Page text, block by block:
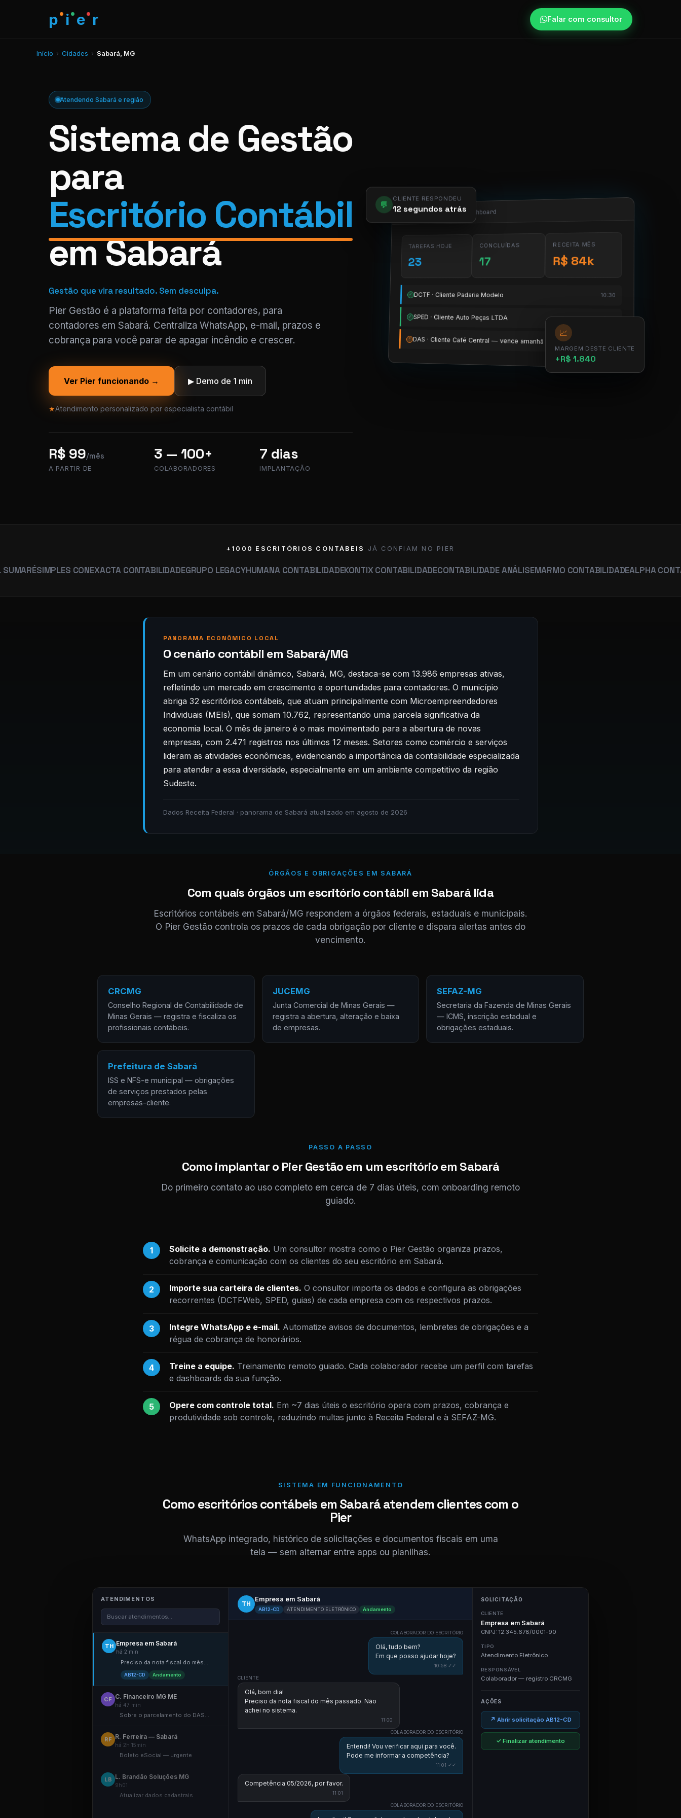
p i e r Falar com consultor
Início › Cidades › Sabará, MG
Atendendo Sabará e região
Sistema de Gestão
para
Escritório Contábil
em Sabará
Gestão que vira resultado. Sem desculpa.
Pier Gestão é a plataforma feita por contadores, para
contadores em Sabará. Centraliza WhatsApp, e-mail, prazos e
cobrança para você parar de apagar incêndio e crescer.
Ver Pier funcionando → ▶ Demo de 1 min
★Atendimento personalizado por especialista contábil
R$ 99/mês
A PARTIR DE
3 — 100+
COLABORADORES
7 dias
IMPLANTAÇÃO
💬 12 segundos atrás
app.pier.mobi/dashboard
TAREFAS HOJE
23
CONCLUÍDAS
17
RECEITA MÊS
R$ 84k
✓ DCTF · Cliente Padaria Modelo 10:30
✓ SPED · Cliente Auto Peças LTDA 11:15
! DAS · Cliente Café Central — vence amanhã
📈
MARGEM DESTE CLIENTE
+R$ 1.840
+1000 ESCRITÓRIOS CONTÁBEIS JÁ CONFIAM NO PIER
SIMPLES CONEXACTA CONTABILIDADEGRUPO LEGACY HUMANA CONTABILIDADEKONTIX CONTABILIDADECONTABILIDADE ANÁLISEMARMO CONTABILIDADEALPHA
PANORAMA ECONÔMICO LOCAL
O cenário contábil em Sabará/MG
Em um cenário contábil dinâmico, Sabará, MG, destaca-se com 13.986 empresas ativas,
refletindo um mercado em crescimento e oportunidades para contadores. O município
abriga 32 escritórios contábeis, que atuam principalmente com Microempreendedores
Individuais (MEIs), que somam 10.762, representando uma parcela significativa da
economia local. O mês de janeiro é o mais movimentado para a abertura de novas
empresas, com 2.471 registros nos últimos 12 meses. Setores como comércio e serviços
lideram as atividades econômicas, evidenciando a importância da contabilidade especializada
para atender a essa diversidade, especialmente em um ambiente competitivo da região
Sudeste.
Dados Receita Federal · panorama de Sabará atualizado em agosto de 2026
ÓRGÃOS E OBRIGAÇÕES EM SABARÁ
Com quais órgãos um escritório contábil em Sabará lida
Escritórios contábeis em Sabará/MG respondem a órgãos federais, estaduais e municipais.
O Pier Gestão controla os prazos de cada obrigação por cliente e dispara alertas antes do
vencimento.
CRCMG
Conselho Regional de Contabilidade de
Minas Gerais — registra e fiscaliza os
profissionais contábeis.
JUCEMG
Junta Comercial de Minas Gerais —
registra a abertura, alteração e baixa
de empresas.
SEFAZ-MG
Secretaria da Fazenda de Minas Gerais
— ICMS, inscrição estadual e
obrigações estaduais.
Prefeitura de Sabará
ISS e NFS-e municipal — obrigações
de serviços prestados pelas
empresas-cliente.
PASSO A PASSO
Como implantar o Pier Gestão em um escritório em Sabará
Do primeiro contato ao uso completo em cerca de 7 dias úteis, com onboarding remoto
guiado.
1 Solicite a demonstração. Um consultor mostra como o Pier Gestão organiza prazos,
cobrança e comunicação com os clientes do seu escritório em Sabará.
2 Importe sua carteira de clientes. O consultor importa os dados e configura as obrigações
recorrentes (DCTFWeb, SPED, guias) de cada empresa com os respectivos prazos.
3 Integre WhatsApp e e-mail. Automatize avisos de documentos, lembretes de obrigações e a
régua de cobrança de honorários.
4 Treine a equipe. Treinamento remoto guiado. Cada colaborador recebe um perfil com tarefas
e dashboards da sua função.
5 Opere com controle total. Em ~7 dias úteis o escritório opera com prazos, cobrança e
produtividade sob controle, reduzindo multas junto à Receita Federal e à SEFAZ-MG.
SISTEMA EM FUNCIONAMENTO
Como escritórios contábeis em Sabará atendem clientes com o
Pier
WhatsApp integrado, histórico de solicitações e documentos fiscais em uma
tela — sem alternar entre apps ou planilhas.
ATENDIMENTOS
Buscar atendimentos...
TH Empresa em Sabará
há 2 min
Preciso da nota fiscal do mês...
AB12-CD Andamento
CF C. Financeiro MG ME
há 47 min
Sobre o parcelamento do DAS...
RF R. Ferreira — Sabará
há 2h 15min
Boleto eSocial — urgente
LB L. Brandão Soluções MG
9h01
Atualizar dados cadastrais
TH
Empresa em Sabará
AB12-CD ATENDIMENTO ELETRÔNICO Andamento
COLABORADOR DO ESCRITÓRIO
Olá, tudo bem?
Em que posso ajudar hoje?
10:58 ✓✓
CLIENTE
Olá, bom dia!
Preciso da nota fiscal do mês passado. Não
achei no sistema.
11:00
COLABORADOR DO ESCRITÓRIO
Entendi! Vou verificar aqui para você.
Pode me informar a competência?
11:01 ✓✓
Competência 05/2026, por favor.
11:01
COLABORADOR DO ESCRITÓRIO
SOLICITAÇÃO
CLIENTE
Empresa em Sabará
CNPJ: 12.345.678/0001-90
TIPO
Atendimento Eletrônico
RESPONSÁVEL
Colaborador — registro CRCMG
AÇÕES
↗ Abrir solicitação AB12-CD
✓ Finalizar atendimento